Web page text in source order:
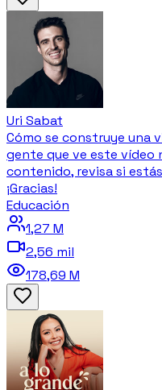
Uri Sabat
Cómo se construye una
gente que ve este vídeo
contenido, revisa si
¡Gracias!
Educación
1,27 M
2,56 mil
178,69 M